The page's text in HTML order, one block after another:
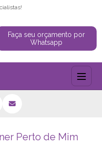
Faça seu orçamento por
Whatsapp
TRAINER PERTO DE MIM MARICÁ
Perto de Mim